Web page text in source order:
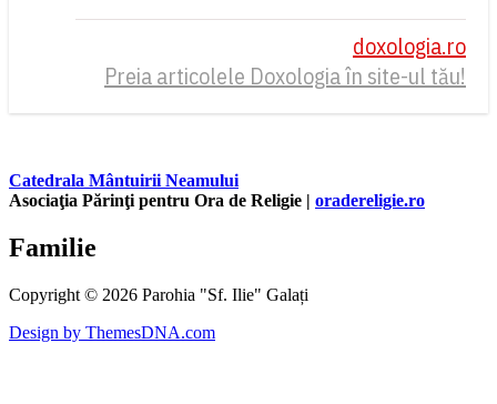
doxologia.ro
Preia articolele Doxologia în site-ul tău!
Catedrala Mântuirii Neamului
Asociaţia Părinţi pentru Ora de Religie | oradereligie.ro
Familie
Copyright © 2026 Parohia "Sf. Ilie" Galați
Design by ThemesDNA.com